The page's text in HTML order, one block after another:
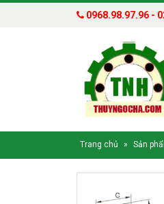
0968.98.97.96 -
Trang chủ » Sản